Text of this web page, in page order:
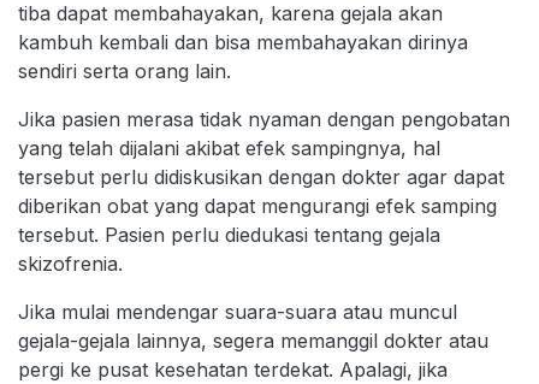
tiba dapat membahayakan, karena gejala akan
kambuh kembali dan bisa membahayakan dirinya
sendiri serta orang lain.
Jika pasien merasa tidak nyaman dengan pengobatan
yang telah dijalani akibat efek sampingnya, hal
tersebut perlu didiskusikan dengan dokter agar dapat
diberikan obat yang dapat mengurangi efek samping
tersebut. Pasien perlu diedukasi tentang gejala
skizofrenia.
Jika mulai mendengar suara-suara atau muncul
gejala-gejala lainnya, segera memanggil dokter atau
pergi ke pusat kesehatan terdekat. Apalagi, jika